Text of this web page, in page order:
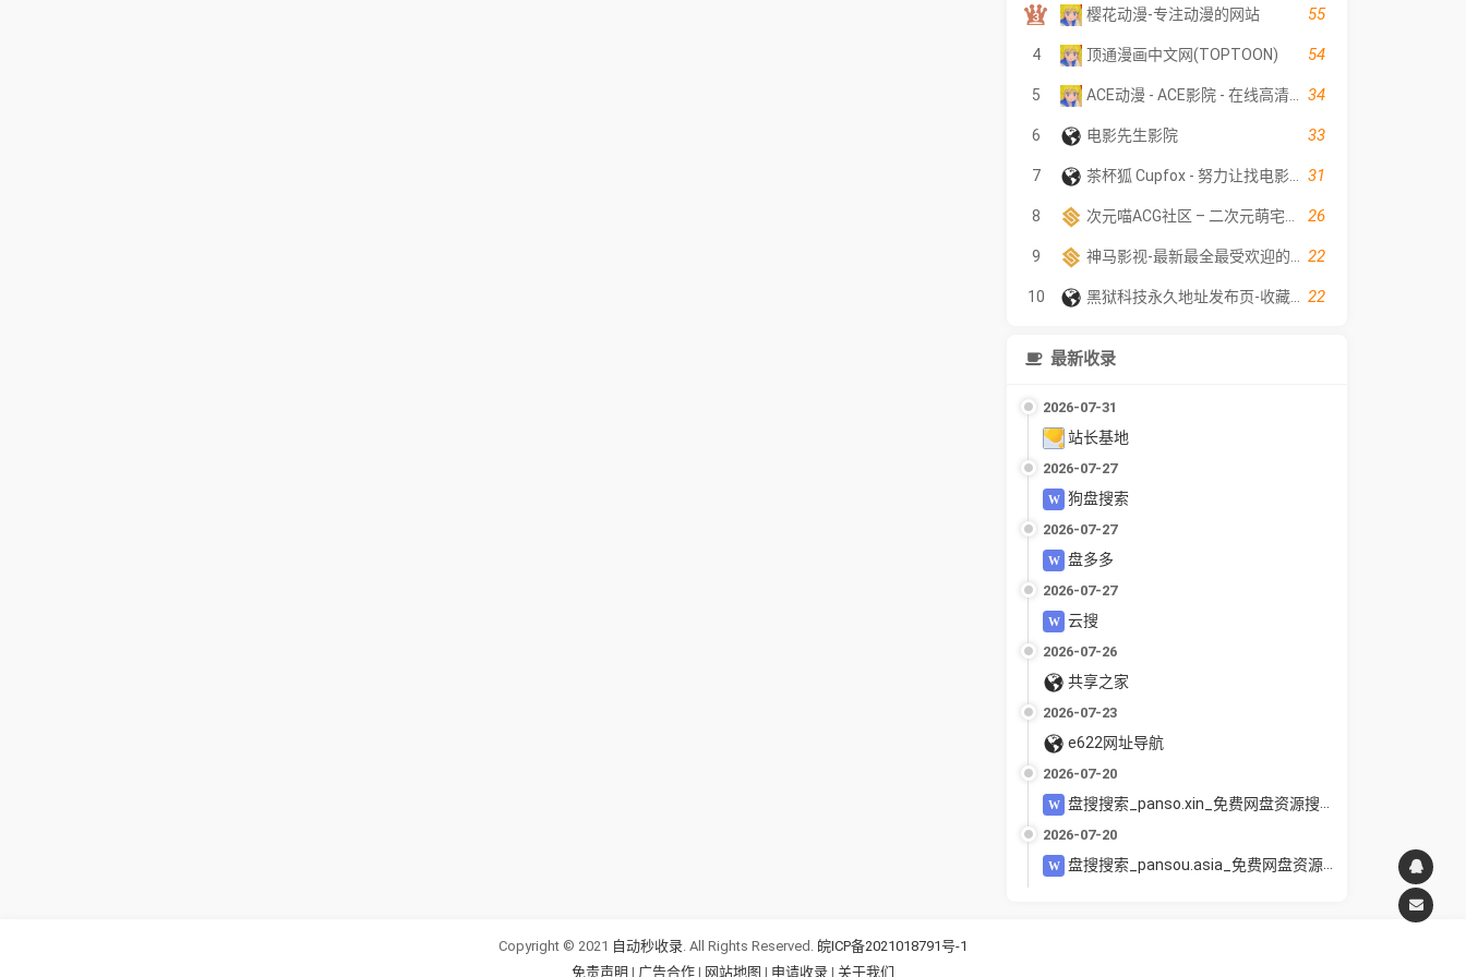
樱花动漫-专注动漫的网站 55
4 顶通漫画中文网(TOPTOON) 54
5 34
6 电影先生影院 33
7 31
8 26
9 22
10 22
最新收录
2026-07-31
站长基地
2026-07-27
狗盘搜索
2026-07-27
盘多多
2026-07-27
云搜
2026-07-26
共享之家
2026-07-23
e622网址导航
2026-07-20
盘搜搜索_panso.xin_免费网盘资源搜索引擎_夸克百度UC迅雷网盘聚合搜索_电影教程软件下载
2026-07-20
盘搜搜索_pansou.asia_免费网盘资源搜索引擎_夸克百度UC迅雷网盘聚合搜索_电影教程软件下载
Copyright © 2021 自动秒收录. All Rights Reserved. 皖ICP备2021018791号-1
免责声明 | 广告合作 | 网站地图 | 申请收录 | 关于我们